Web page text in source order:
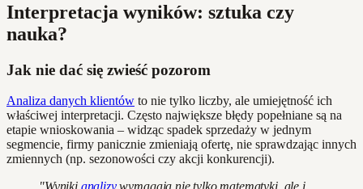
Interpretacja wyników: sztuka czy
nauka?
Jak nie dać się zwieść pozorom
Analiza danych klientów to nie tylko liczby, ale umiejętność ich
właściwej interpretacji. Często największe błędy popełniane są na
etapie wnioskowania – widząc spadek sprzedaży w jednym
segmencie, firmy panicznie zmieniają ofertę, nie sprawdzając innych
zmiennych (np. sezonowości czy akcji konkurencji).